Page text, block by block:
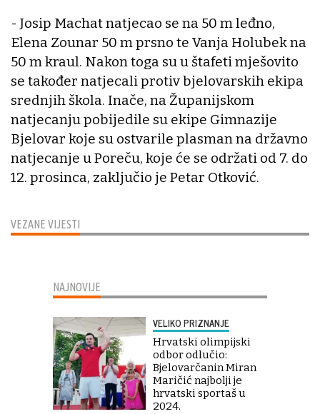
VEZANE VIJESTI
- Josip Machat natjecao se na 50 m leđno,
Elena Zounar 50 m prsno te Vanja Holubek na
50 m kraul. Nakon toga su u štafeti mješovito
se također natjecali protiv bjelovarskih ekipa
srednjih škola. Inače, na Županijskom
natjecanju pobijedile su ekipe Gimnazije
Bjelovar koje su ostvarile plasman na državno
natjecanje u Poreču, koje će se održati od 7. do
12. prosinca, zaključio je Petar Otković.
NAJNOVIJE
VELIKO PRIZNANJE
Hrvatski olimpijski
odbor odlučio:
Bjelovarčanin Miran
Maričić najbolji je
hrvatski sportaš u
2024.